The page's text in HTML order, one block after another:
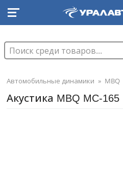
Автомобильные динамики » MBQ
Акустика MBQ MC-165